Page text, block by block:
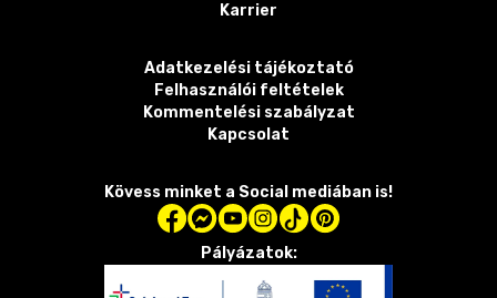
Karrier
Adatkezelési tájékoztató
Felhasználói feltételek
Kommentelési szabályzat
Kapcsolat
Kövess minket a Social mediában is!
Pályázatok: